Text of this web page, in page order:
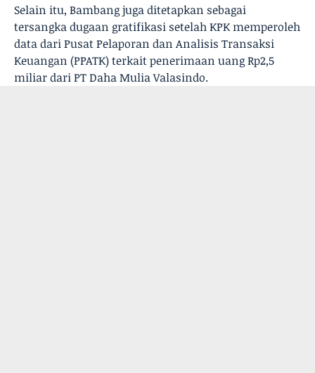
Selain itu, Bambang juga ditetapkan sebagai
tersangka dugaan gratifikasi setelah KPK memperoleh
data dari Pusat Pelaporan dan Analisis Transaksi
Keuangan (PPATK) terkait penerimaan uang Rp2,5
miliar dari PT Daha Mulia Valasindo.